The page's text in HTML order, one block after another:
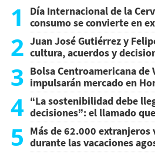
1
Día Internacional de la
consumo se convierte en
2 Juan José Gutiérrez y
cultura, acuerdos y
3 Bolsa Centroamericana de
impulsarán mercado en
4 “La sostenibilidad debe
decisiones”: el llamado
5 Más de 62.000
durante las vacaciones